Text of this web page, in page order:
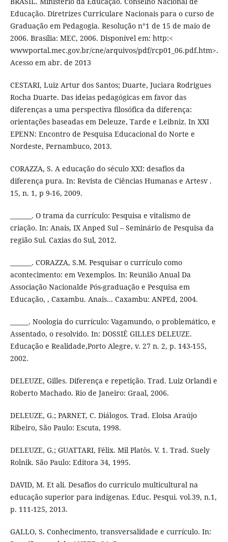
Educação. Diretrizes Curriculare Nacionais para o curso de
Graduação em Pedagogia. Resolução n°1 de 15 de maio de
2006. Brasília: MEC, 2006. Disponível em: http:<
wwwportal.mec.gov.br/cne/arquivos/pdf/rcp01_06.pdf.htm>.
Acesso em abr. de 2013
CESTARI, Luiz Artur dos Santos; Duarte, Juciara Rodrigues
Rocha Duarte. Das ideias pedagógicas em favor das
diferenças a uma perspectiva filosófica da diferença:
orientações baseadas em Deleuze, Tarde e Leibniz. In XXI
EPENN: Encontro de Pesquisa Educacional do Norte e
Nordeste, Pernambuco, 2013.
CORAZZA, S. A educação do século XXI: desafios da
diferença pura. In: Revista de Ciências Humanas e Artesv .
15, n. 1, p 9-16, 2009.
_______. O trama da currículo: Pesquisa e vitalismo de
criação. In: Anais, IX Anped Sul – Seminário de Pesquisa da
região Sul. Caxias do Sul, 2012.
_______. CORAZZA, S.M. Pesquisar o currículo como
acontecimento: em Vexemplos. In: Reunião Anual Da
Associação Nacionalde Pós-graduação e Pesquisa em
Educação, , Caxambu. Anais... Caxambu: ANPEd, 2004.
______. Noologia do currículo: Vagamundo, o problemático, e
Assentado, o resolvido. In: DOSSIÊ GILLES DELEUZE.
Educação e Realidade,Porto Alegre, v. 27 n. 2, p. 143-155,
2002.
DELEUZE, Gilles. Diferença e repetição. Trad. Luiz Orlandi e
Roberto Machado. Rio de Janeiro: Graal, 2006.
DELEUZE, G.; PARNET, C. Diálogos. Trad. Eloisa Araújo
Ribeiro, São Paulo: Escuta, 1998.
DELEUZE, G.; GUATTARI, Félix. Mil Platôs. V. 1. Trad. Suely
Rolnik. São Paulo: Editora 34, 1995.
DAVID, M. Et ali. Desafios do currículo multicultural na
educação superior para indígenas. Educ. Pesqui. vol.39, n.1,
p. 111-125, 2013.
GALLO, S. Conhecimento, transversalidade e currículo. In: